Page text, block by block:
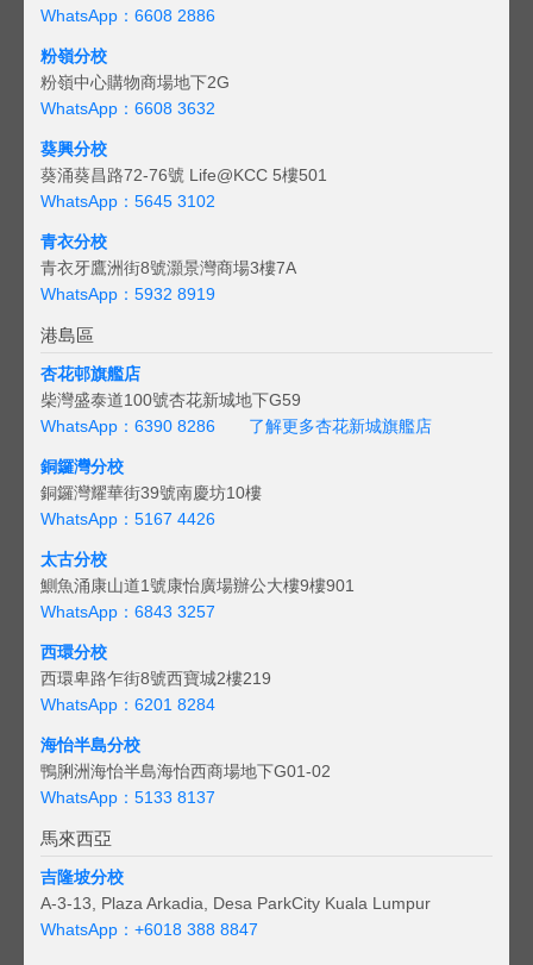
WhatsApp：6608 2886
粉嶺分校
粉嶺中心購物商場地下2G
WhatsApp：6608 3632
葵興分校
葵涌葵昌路72-76號 Life@KCC 5樓501
WhatsApp：5645 3102
青衣分校
青衣牙鷹洲街8號灝景灣商場3樓7A
WhatsApp：5932 8919
港島區
杏花邨旗艦店
柴灣盛泰道100號杏花新城地下G59
WhatsApp：6390 8286
了解更多杏花新城旗艦店
銅鑼灣分校
銅鑼灣耀華街39號南慶坊10樓
WhatsApp：5167 4426
太古分校
鰂魚涌康山道1號康怡廣場辦公大樓9樓901
WhatsApp：6843 3257
西環分校
西環卑路乍街8號西寶城2樓219
WhatsApp：6201 8284
海怡半島分校
鴨脷洲海怡半島海怡西商場地下G01-02
WhatsApp：5133 8137
馬來西亞
吉隆坡分校
A-3-13, Plaza Arkadia, Desa ParkCity Kuala Lumpur
WhatsApp： +6018 388 8847